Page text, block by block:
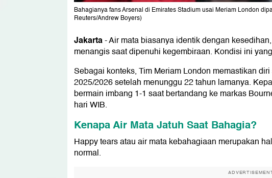
Bahagianya fans Arsenal di Emirates Stadium usai Meriam London
Reuters/Andrew Boyers)
Jakarta-Air mata biasanya identik dengan
menangis saat dipenuhi kegembiraan. Kondisi ini
Sebagai konteks, Tim Meriam London memastikan
2025/2026 setelah menunggu 22 tahun lamanya.
bermain imbang 1-1 saat bertandang ke markas
hari WIB.
Kenapa Air Mata Jatuh Saat Bahagia?
Happy tears atau air mata kebahagiaan merupakan
normal.